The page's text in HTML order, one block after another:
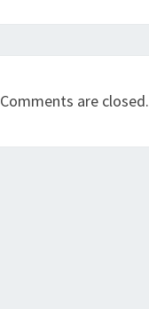
Comments are closed.